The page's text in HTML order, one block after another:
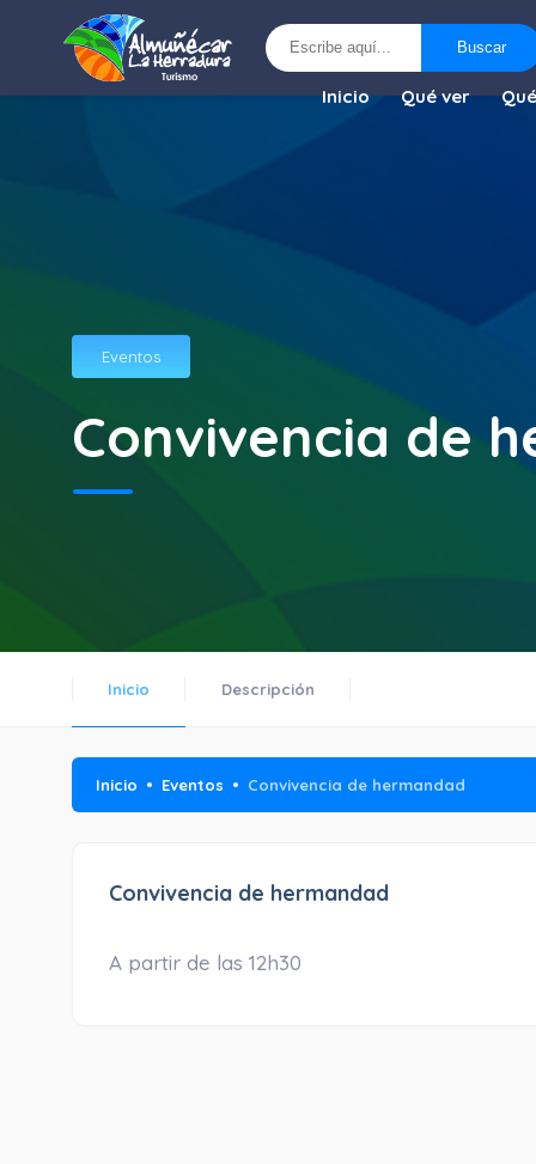
Buscar
Inicio Qué ver
Eventos
Convivencia de
Inicio Descripción
Inicio Eventos Convivencia de hermandad
Convivencia de hermandad
A partir de las 12h30